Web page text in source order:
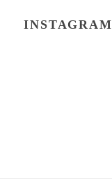
INSTAGRAM